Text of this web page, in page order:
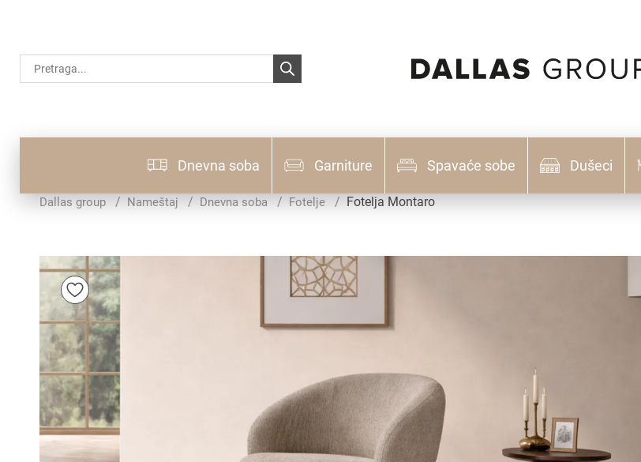
Products
search
Dnevna soba Garniture Spavaće sobe Dušeci
Dallas group Nameštaj Dnevna soba Fotelje Fotelja Montaro